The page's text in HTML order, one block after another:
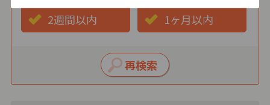
2週間以内 1ヶ月以内